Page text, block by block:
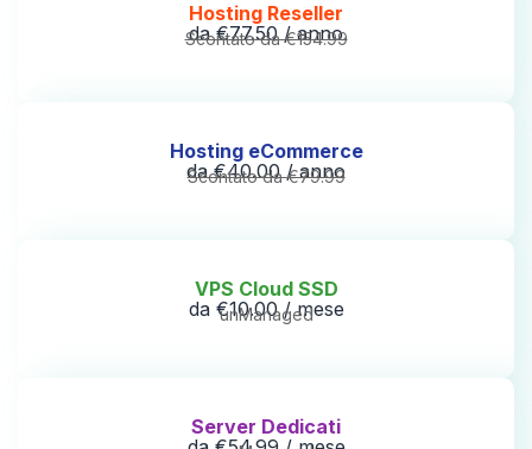
Hosting Reseller
da €77.50 / anno
Scontato da €154.99
Hosting eCommerce
da €40.00 / anno
Scontato da €79.99
VPS Cloud SSD
da €10.00 / mese
unManaged
Server Dedicati